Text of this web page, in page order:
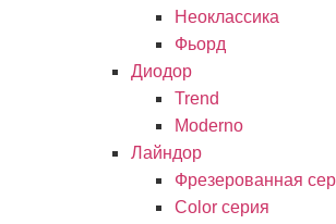
Неоклассика
Фьорд
Диодор
Trend
Moderno
Лайндор
Фрезерованная
Color серия